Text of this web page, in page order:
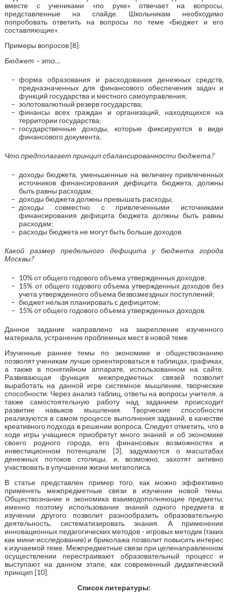
вместе с учениками «по руке» отвечает на вопросы,
представленные на слайде. Школьникам необходимо
попробовать ответить на вопросы по теме «Бюджет и его
составляющие».
Примеры вопросов [8]:
Бюджет – это…
форма образования и расходования денежных средств,
предназначенных для финансового обеспечения задач и
функций государства и местного самоуправления;
золотовалютный резерв государства;
финансы всех граждан и организаций, находящихся на
территории государства;
государственные доходы, которые фиксируются в виде
финансового документа.
Что предполагает принцип сбалансированности бюджета?
доходы бюджета, уменьшенные на величину привлеченных
источников финансирования дефицита бюджета, должны
быть равны расходам;
доходы бюджета должны превышать расходы;
доходы совместно с привлеченными источниками
финансирования дефицита бюджета должны быть равны
расходам;
расходы бюджета не могут быть больше доходов.
Какой размер предельного дефицита у бюджета города
Москвы?
10% от общего годового объема утвержденных доходов;
15% от общего годового объема утвержденных доходов без
учета утвержденного объема безвозмездных поступлений;
бюджет нельзя планировать с дефицитом;
15% от общего годового объема утвержденных доходов.
Данное задание направлено на закрепление изученного
материала, устранение проблемных мест в новой теме.
Изученные раннее темы по экономике и обществознанию
позволят ученикам лучше ориентироваться в таблицах, графиках,
а также в понятийном аппарате, использованном на сайте.
Развивающая функция межпредметных связей позволит
выработать на данной игре системное мышление, творческие
способности. Через анализ таблиц, ответы на вопросы учителя, а
также самостоятельную работу над заданием происходит
развитие навыков мышления. Творческие способности
реализуются в самом процессе выполнения заданий, в качестве
креативного подхода в решении вопроса. Следует отметить, что в
ходе игры учащиеся приобретут много знаний и об экономике
своего родного города, его финансовых возможностях и
инвестиционном потенциале [3], задумаются о масштабах
денежных потоков столицы, и, возможно, захотят активно
участвовать в улучшении жизни мегаполиса.
В статье представлен пример того, как можно эффективно
применять межпредметные связи в изучении новой темы.
Обществознание и экономика взаимодополняющие предметы,
именно поэтому использование знаний одного предмета в
изучении другого позволит разнообразить образовательную
деятельность, систематизировать знания. А применение
инновационных педагогических методов - игровых методик (таких
как мини-исследование) и бриколажа позволит повысить интерес
к изучаемой теме. Межпредметные связи при целенаправленном
осуществлении перестраивают образовательный процесс и
выступают на данном этапе, как современный дидактический
принцип [10].
Список литературы: